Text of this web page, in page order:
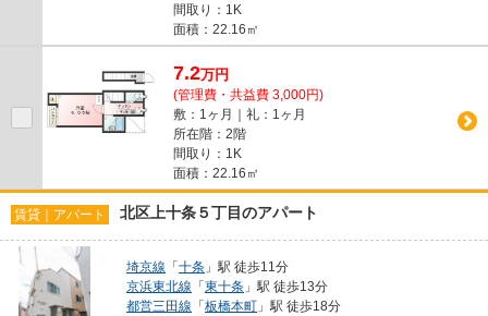
間取り：1K
面積：22.16㎡
7.2万円
(管理費・共益費 3,000円)
敷：1ヶ月｜礼：1ヶ月
所在階：2階
間取り：1K
面積：22.16㎡
賃貸｜アパート 北区上十条５丁目のアパート
埼京線 「十条 」駅 徒歩11分
京浜東北線 「東十条 」駅 徒歩13分
都営三田線 「板橋本町 」駅 徒歩18分